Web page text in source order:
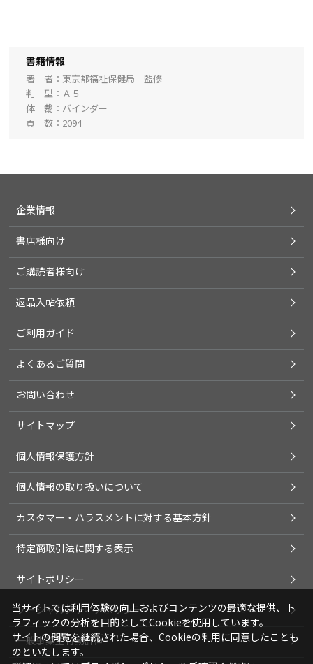
書籍情報
著 者
東京都福祉保健局＝監修
判 型
Ａ５
体 裁
バインダー
頁 数
2094
企業情報
書店様向け
ご購読者様向け
返品入帖依頼
ご利用ガイド
よくあるご質問
お問い合わせ
サイトマップ
個人情報保護方針
個人情報の取り扱いについて
カスタマー・ハラスメントに対する基本方針
特定商取引法に関する表示
サイトポリシー
ソーシャルメディアポリシー
一般事業主行動計画
当サイトでは利用体験の向上およびコンテンツの最適な提供、ト
ラフィックの分析を目的としてCookieを使用しています。
サイトの閲覧を継続された場合、Cookieの利用に同意したことも
のといたします。